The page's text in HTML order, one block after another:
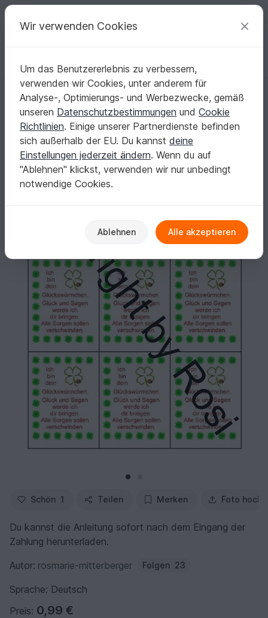
Deine kreativen Ideen
Deutsch | € (EUR) einloggen Kostenlos registrieren
Startseite Basteln
Basteln mit Papier
Geschenkverpackung
Sorgenwürmchen - Glückswürmchen - Sprüche - Kärtchen - Karte
Sorgenwürmchen - Glückswürmchen -
Sprüche - Kärtchen - Karte
Schön 1 Teilen Merken Foto
Du kannst die Anleitung sofort nach dem Eingang der
Zahlung herunterladen.
Autor: rosmarie-mitterberger Folgen 23
Sprache: Deutsch
Preis: 0,99 €
Wir verwenden Cookies
Um das Benutzererlebnis zu verbessern,
verwenden wir Cookies, unter anderem für
Analyse-, Optimierungs- und Werbezwecke, gemäß
unseren Datenschutzbestimmungen und Cookie
Richtlinien. Einige unserer Partnerdienste befinden
sich außerhalb der EU. Du kannst deine
Einstellungen jederzeit ändern. Wenn du auf
"Ablehnen" klickst, verwenden wir nur unbedingt
notwendige Cookies.
Ablehnen Alle akzeptieren